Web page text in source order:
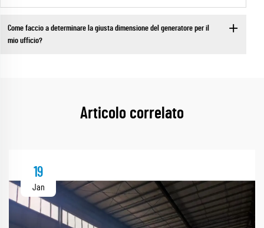
Come faccio a determinare la giusta dimensione del generatore per il
mio ufficio?
Articolo correlato
19
Jan